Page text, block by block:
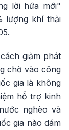
lời hứa mới"
lượng khí thải
giảm phát
chờ vào công
gia là không
hỗ trợ kinh
nghèo và
gia nào dám